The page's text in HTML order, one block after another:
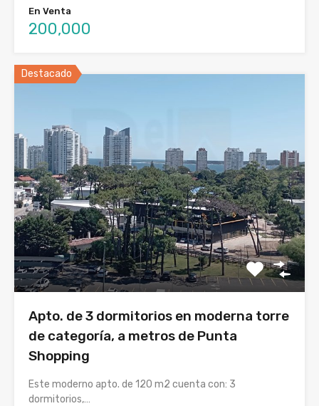
En Venta
200,000
Destacado
Apto. de 3 dormitorios en moderna torre
de categoría, a metros de Punta
Shopping
Este moderno apto. de 120 m2 cuenta con: 3
dormitorios,…